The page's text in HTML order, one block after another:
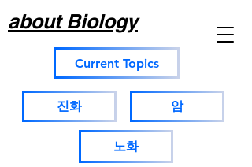
about Biology
Current Topics
진화 암
노화